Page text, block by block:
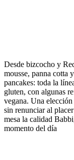
Desde bizcocho y
mousse, panna cotta
pancakes: toda la
gluten, con algunas
vegana. Una elección
sin renunciar al
mesa la calidad
momento del día